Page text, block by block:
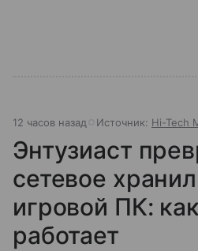
12 часов назад Источник: Hi-Tech
Энтузиаст
сетевое
игровой ПК:
работает